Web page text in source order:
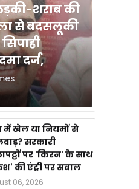
शराब की
से बदसलूकी
दर्ज,
में खेल या नियमों से
सरकारी
पर 'किरन' के साथ
की एंट्री पर सवाल
06, 2026